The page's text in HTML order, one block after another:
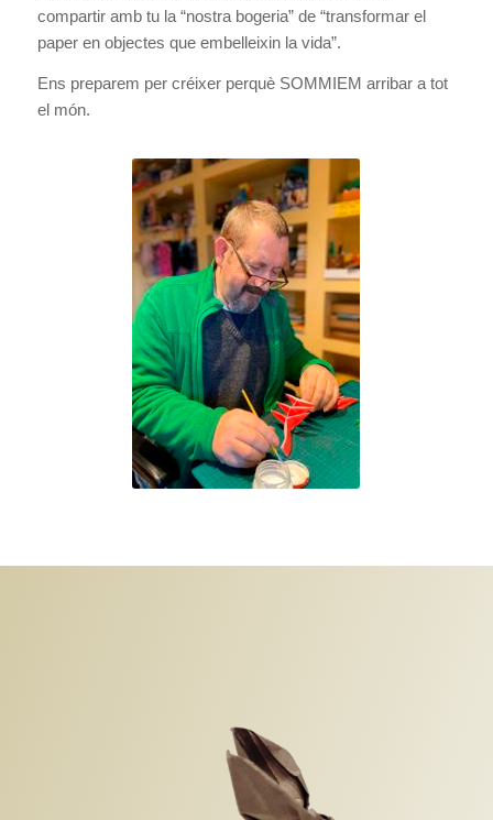
compartir amb tu la “nostra bogeria” de “transformar el
paper en objectes que embelleixin la vida”.
Ens preparem per créixer perquè SOMMIEM arribar a tot
el món.